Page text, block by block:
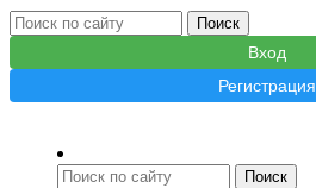
Вход
Регистрация